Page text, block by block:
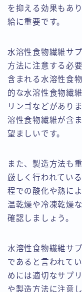
を抑える効果もあ
給に重要です。
水溶性食物繊維サ
方法に注意する必
含まれる水溶性食
的な水溶性食物繊
リンゴなどがあり
溶性食物繊維が含
望ましいです。
また、製造方法も
厳しく行われてい
程での酸化や熱に
温乾燥や冷凍乾燥
確認しましょう。
水溶性食物繊維サ
であると言われて
めには適切なサプ
や製造方法に注意